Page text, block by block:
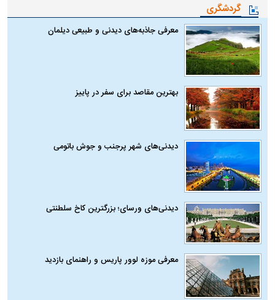
گردشگری
معرفی جاذبه‌های دیدنی و طبیعی دیلمان
بهترین مقاصد برای سفر در پاییز
دیدنی‌های شهر پرجنب و جوش باتومی
دیدنی‌های ورسای؛ بزرگترین کاخ سلطنتی
معرفی موزه لوور پاریس و راهنمای بازدید